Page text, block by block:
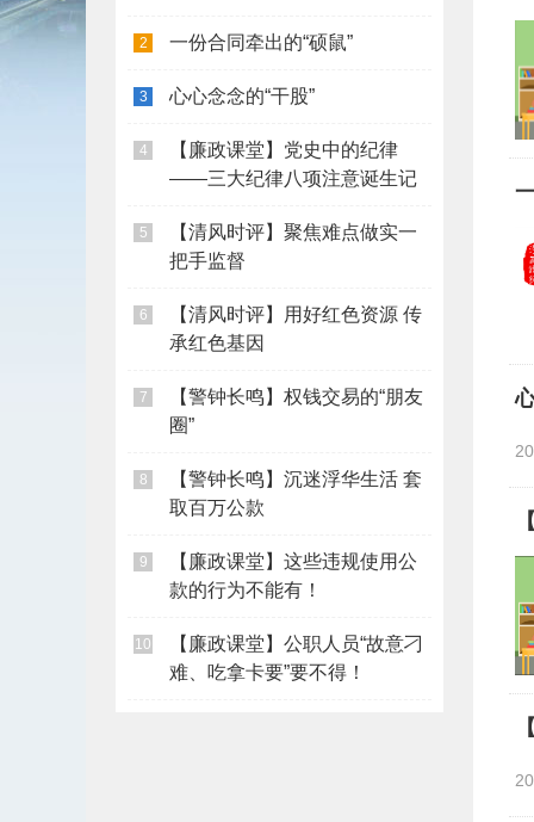
2 一份合同牵出的“硕鼠”
3 心心念念的“干股”
4
【廉政课堂】党史中的纪律
——三大纪律八项注意诞生记
5
【清风时评】聚焦难点做实一
把手监督
6
【清风时评】用好红色资源 传
承红色基因
7
【警钟长鸣】权钱交易的“朋友
圈”
8
【警钟长鸣】沉迷浮华生活 套
取百万公款
9
【廉政课堂】这些违规使用公
款的行为不能有！
10
【廉政课堂】公职人员“故意刁
难、吃拿卡要”要不得！